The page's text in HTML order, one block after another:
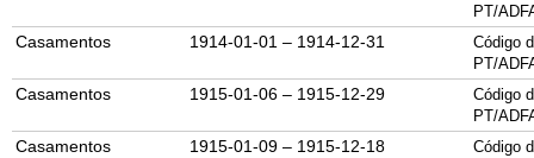
PT/
Casamentos 1914-01-01 – 1914-12-31
Código
PT/
Casamentos 1915-01-06 – 1915-12-29
Código
PT/
Casamentos 1915-01-09 – 1915-12-18
Código